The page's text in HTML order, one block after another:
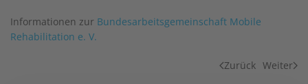
Informationen zur Bundesarbeitsgemeinschaft Mobile
Rehabilitation e. V.
Zurück Weiter